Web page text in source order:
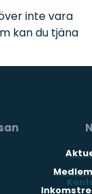
inte vara
kan du tjäna